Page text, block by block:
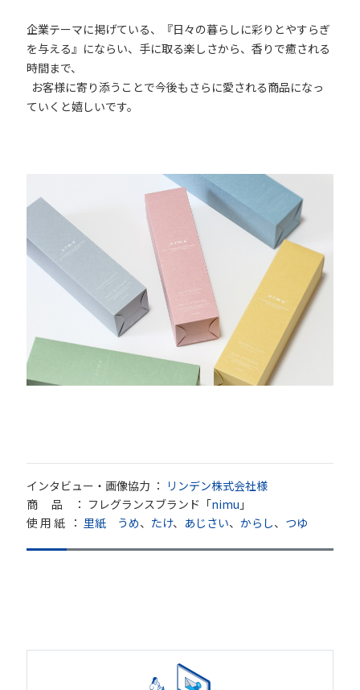
企業テーマに掲げている、『日々の暮らしに彩りとやすらぎ
を与える』にならい、手に取る楽しさから、香りで癒される
時間まで、
お客様に寄り添うことで今後もさらに愛される商品になっ
ていくと嬉しいです。
インタビュー・画像協力 ： リンデン株式会社様
商 品 ： フレグランスブランド「nimu 」
使 用 紙 ： 里紙 うめ、 たけ、 あじさい、からし、 つゆ